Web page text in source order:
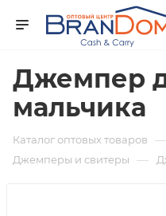
Джемпер
мальчика
Каталог оптовых товаров —
Джемперы и свитеры —